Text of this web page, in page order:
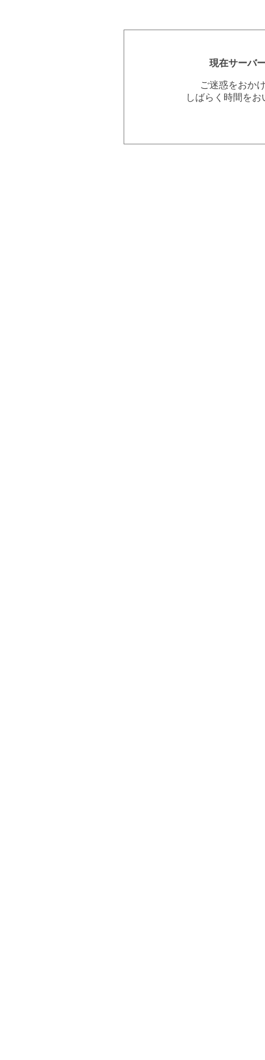
現在サーバ
ご迷惑をおか
しばらく時間を